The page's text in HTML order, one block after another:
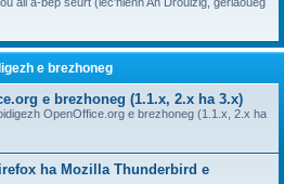
e brezhoneg
e brezhoneg (1.1.x, 2.x ha 3.x)
OpenOffice.org e brezhoneg (1.1.x, 2.x ha
ha Mozilla Thunderbird e